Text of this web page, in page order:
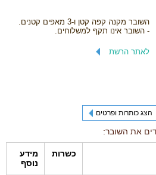
השובר מקנה קפה קטן ו-3 מאפים קטנים.
- השובר אינו תקף למשלוחים.
לאתר הרשת
הצג כותרות ופרטים
את השובר:
כשרות
מידע
נוסף